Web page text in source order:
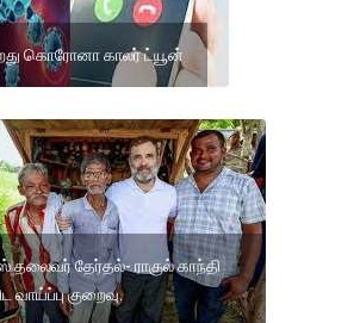
கொரோனா காலர் ட்யூன்
தலைவர் தேர்தல்- ராகுல் காந்தி
வாய்ப்பு குறைவு.